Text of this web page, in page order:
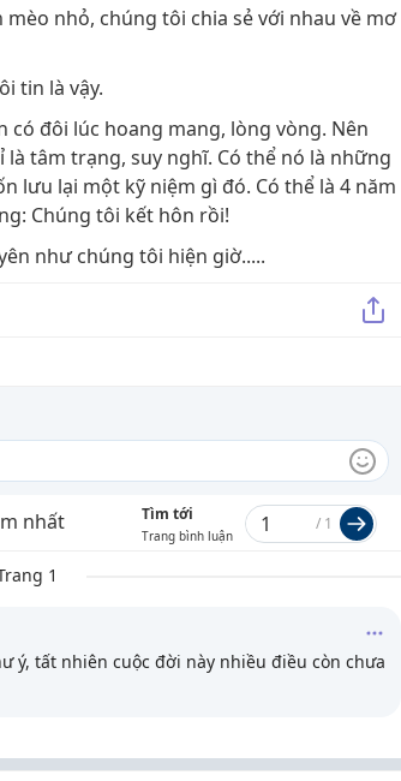
nhỏ, chúng tôi chia sẻ với nhau về mơ
tin là vậy.
đôi lúc hoang mang, lòng vòng. Nên
tâm trạng, suy nghĩ. Có thể nó là những
lưu lại một kỹ niệm gì đó. Có thể là 4 năm
Chúng tôi kết hôn rồi!
như chúng tôi hiện giờ.....
nhất Tìm tới
Trang bình luận
/ 1
1
ý, tất nhiên cuộc đời này nhiều điều còn chưa